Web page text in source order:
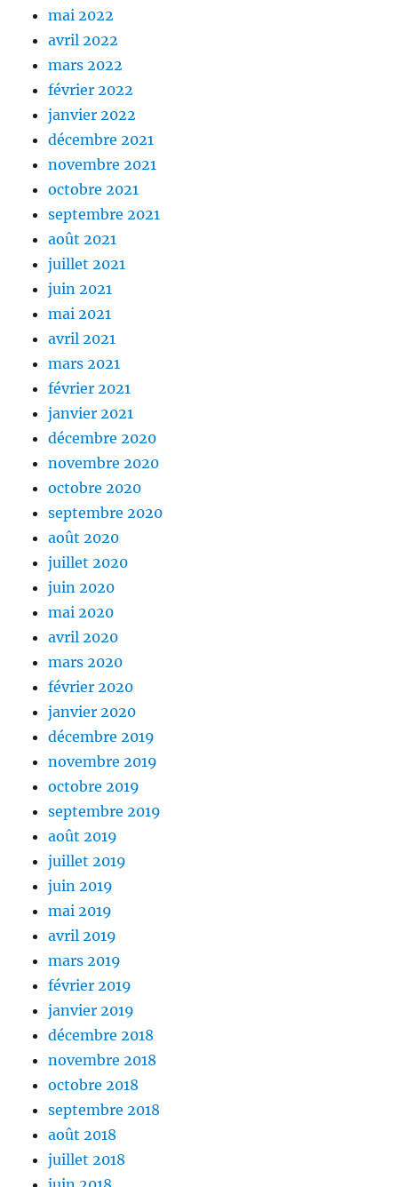
mai 2022
avril 2022
mars 2022
février 2022
janvier 2022
décembre 2021
novembre 2021
octobre 2021
septembre 2021
août 2021
juillet 2021
juin 2021
mai 2021
avril 2021
mars 2021
février 2021
janvier 2021
décembre 2020
novembre 2020
octobre 2020
septembre 2020
août 2020
juillet 2020
juin 2020
mai 2020
avril 2020
mars 2020
février 2020
janvier 2020
décembre 2019
novembre 2019
octobre 2019
septembre 2019
août 2019
juillet 2019
juin 2019
mai 2019
avril 2019
mars 2019
février 2019
janvier 2019
décembre 2018
novembre 2018
octobre 2018
septembre 2018
août 2018
juillet 2018